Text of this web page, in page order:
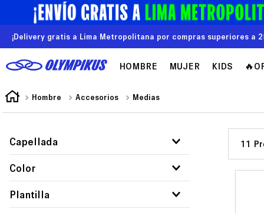
¡Delivery gratis a Lima Metropolitana por compras superiores a
HOMBRE MUJER KIDS
Hombre Accesorios Medias
Capellada
Color
Blanco
Negro
Plantilla
11